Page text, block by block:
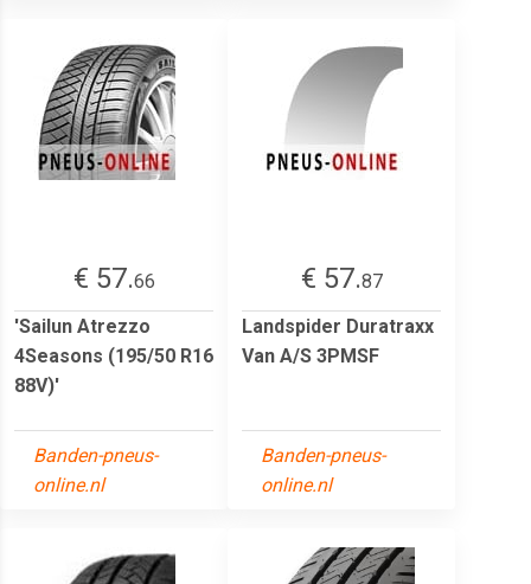
€ 57.66
'Sailun Atrezzo
4Seasons (195/50 R16
88V)'
Banden-pneus-
online.nl
€ 57.87
Landspider Duratraxx
Van A/S 3PMSF
Banden-pneus-
online.nl